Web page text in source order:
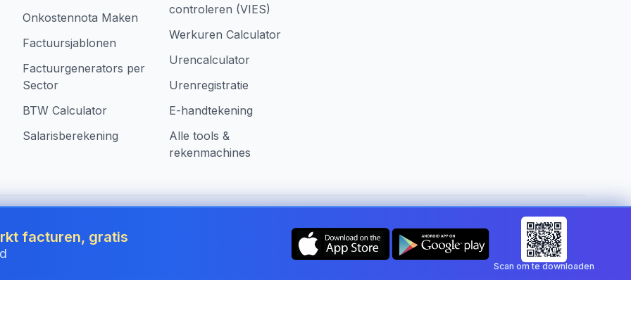
Onkostennota Maken
Factuursjablonen
Factuurgenerators per
Sector
BTW Calculator
Salarisberekening
controleren (VIES)
Werkuren Calculator
Urencalculator
Urenregistratie
E-handtekening
Alle tools &
rekenmachines
Land wijzigen: Belgium
facturen, gratis
Scan om te downloaden